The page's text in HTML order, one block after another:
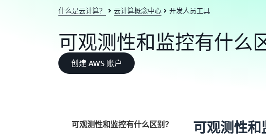
什么是云计算？ 云计算概念中心 开发人员工具
可观测性和监控有什么
创建 AWS 账户
可观测性和监控有什么区别？
可观测性和